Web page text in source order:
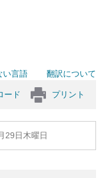
い言語 翻訳について
ード プリント
29日木曜日